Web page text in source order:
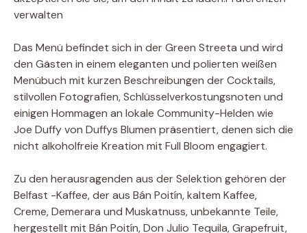
verwalten
Das Menü befindet sich in der Green Streeta und wird
den Gästen in einem eleganten und polierten weißen
Menübuch mit kurzen Beschreibungen der Cocktails,
stilvollen Fotografien, Schlüsselverkostungsnoten und
einigen Hommagen an lokale Community-Helden wie
Joe Duffy von Duffys Blumen präsentiert, denen sich die
nicht alkoholfreie Kreation mit Full Bloom engagiert.
Zu den herausragenden aus der Selektion gehören der
Belfast -Kaffee, der aus Bán Poitín, kaltem Kaffee,
Creme, Demerara und Muskatnuss, unbekannte Teile,
hergestellt mit Bán Poitín, Don Julio Tequila, Grapefruit,